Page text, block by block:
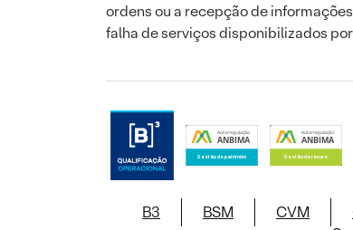
ordens ou a recepção de
falha de serviços disponibilizados
B3 BSM CVM